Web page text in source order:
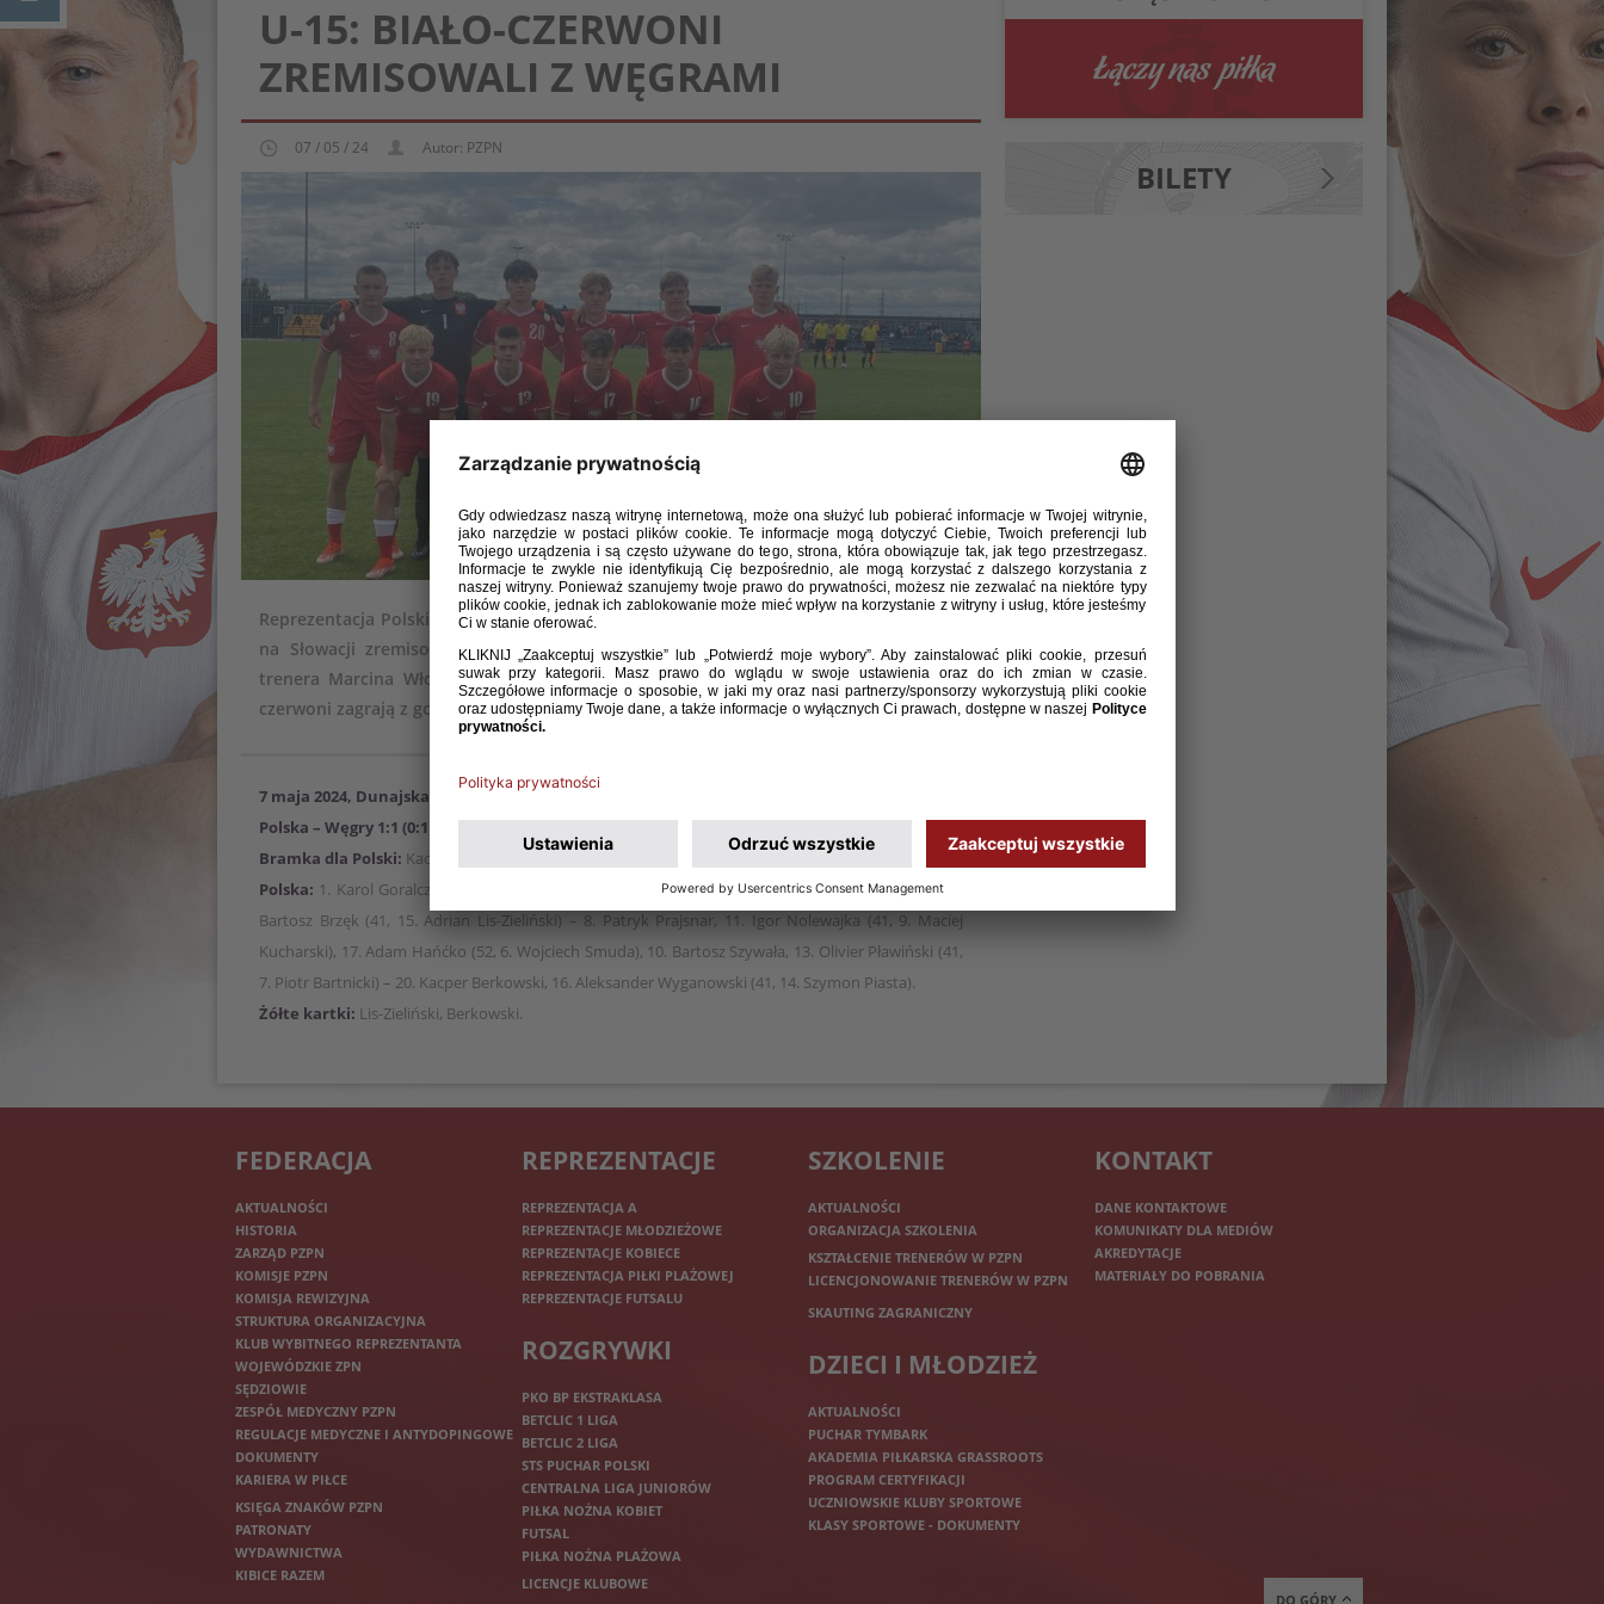
U-15: BIAŁO-CZERWONI
ZREMISOWALI Z WĘGRAMI
07 / 05 / 24 Autor: PZPN
Reprezentacja Polski do lat 15 w drugim meczu towarzyskiego turnieju rozgrywanego
na Słowacji zremisowała z Węgrami 1:1. Bramkę dla drużyny prowadzonej przez
trenera Marcina Włodarskiego zdobył Kacper Cecuła. W ostatnim spotkaniu biało-
czerwoni zagrają z gospodarzami, Słowacją (9 maja, 11:00, Senec).
7 maja 2024, Dunajska Streda
Polska – Węgry 1:1 (0:1)
Bramka dla Polski: Kacper Cecuła 41.
Polska: 1. Karol Goralczyk – 19. Aleksander Klimkiewicz (74, 3. Piotr Bartczak), 5. Kacper Cecuła, 2.
Bartosz Brzęk (41, 15. Adrian Lis-Zieliński) – 8. Patryk Prajsnar, 11. Igor Nolewajka (41, 9. Maciej
Kucharski), 17. Adam Hańćko (52, 6. Wojciech Smuda), 10. Bartosz Szywała, 13. Olivier Pławiński (41,
7. Piotr Bartnicki) – 20. Kacper Berkowski, 16. Aleksander Wyganowski (41, 14. Szymon Piasta).
Żółte kartki: Lis-Zieliński, Berkowski.
BILETY
FEDERACJA
AKTUALNOŚCI
HISTORIA
ZARZĄD PZPN
KOMISJE PZPN
KOMISJA REWIZYJNA
STRUKTURA ORGANIZACYJNA
KLUB WYBITNEGO REPREZENTANTA
WOJEWÓDZKIE ZPN
SĘDZIOWIE
ZESPÓŁ MEDYCZNY PZPN
REGULACJE MEDYCZNE I ANTYDOPINGOWE
DOKUMENTY
KARIERA W PIŁCE
KSIĘGA ZNAKÓW PZPN
PATRONATY
WYDAWNICTWA
KIBICE RAZEM
REPREZENTACJE
REPREZENTACJA A
REPREZENTACJE MŁODZIEŻOWE
REPREZENTACJE KOBIECE
REPREZENTACJA PIŁKI PLAŻOWEJ
REPREZENTACJE FUTSALU
ROZGRYWKI
PKO BP EKSTRAKLASA
BETCLIC 1 LIGA
BETCLIC 2 LIGA
STS PUCHAR POLSKI
CENTRALNA LIGA JUNIORÓW
PIŁKA NOŻNA KOBIET
FUTSAL
PIŁKA NOŻNA PLAŻOWA
LICENCJE KLUBOWE
SZKOLENIE
AKTUALNOŚCI
ORGANIZACJA SZKOLENIA
KSZTAŁCENIE TRENERÓW W PZPN
LICENCJONOWANIE TRENERÓW W PZPN
SKAUTING ZAGRANICZNY
DZIECI I MŁODZIEŻ
AKTUALNOŚCI
PUCHAR TYMBARK
AKADEMIA PIŁKARSKA GRASSROOTS
PROGRAM CERTYFIKACJI
UCZNIOWSKIE KLUBY SPORTOWE
KLASY SPORTOWE - DOKUMENTY
KONTAKT
DANE KONTAKTOWE
KOMUNIKATY DLA MEDIÓW
AKREDYTACJE
MATERIAŁY DO POBRANIA
DO GÓRY